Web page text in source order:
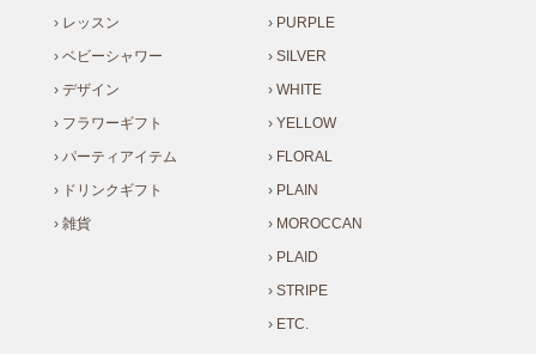
› レッスン
› ベビーシャワー
› デザイン
› フラワーギフト
› パーティアイテム
› ドリンクギフト
› 雑貨
› PURPLE
› SILVER
› WHITE
› YELLOW
› FLORAL
› PLAIN
› MOROCCAN
› PLAID
› STRIPE
› ETC.